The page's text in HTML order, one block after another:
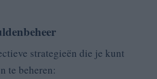
strategieën die je kunt
te beheren: